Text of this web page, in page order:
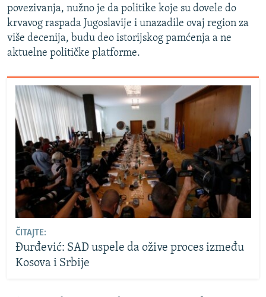
povezivanja, nužno je da politike koje su dovele do
krvavog raspada Jugoslavije i unazadile ovaj region za
više decenija, budu deo istorijskog pamćenja a ne
aktuelne političke platforme.
ČITAJTE:
Đurđević: SAD uspele da ožive proces između
Kosova i Srbije